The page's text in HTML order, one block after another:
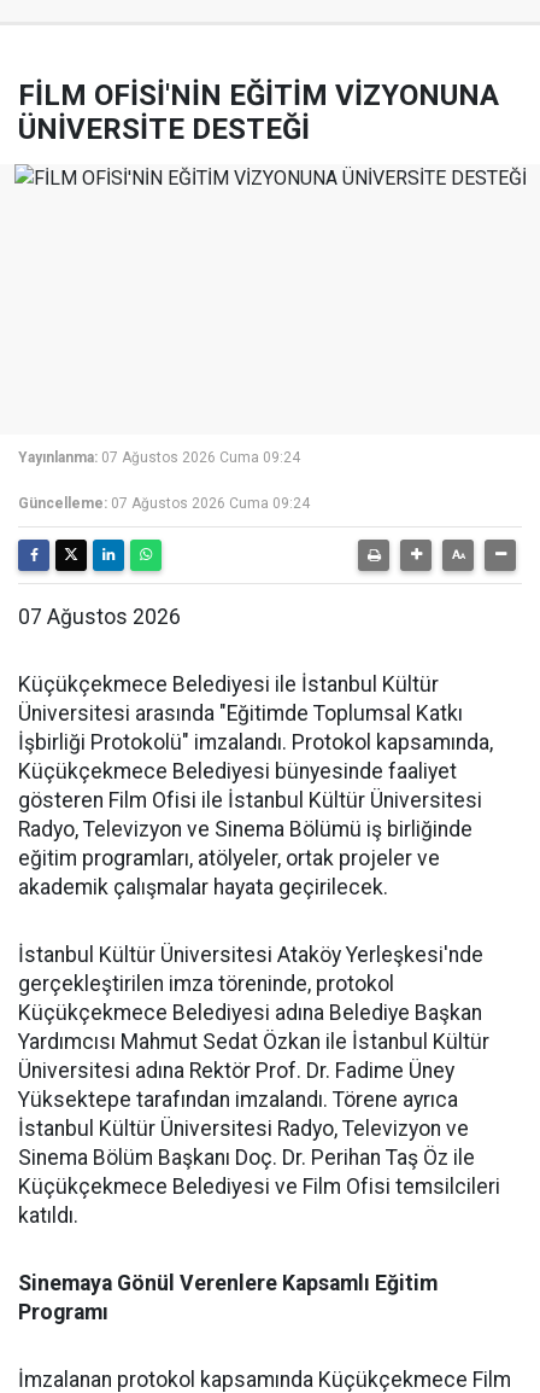
FİLM OFİSİ'NİN EĞİTİM VİZYONUNA
ÜNİVERSİTE DESTEĞİ
Yayınlanma: 07 Ağustos 2026 Cuma 09:24
Güncelleme: 07 Ağustos 2026 Cuma 09:24
07 Ağustos 2026
Küçükçekmece Belediyesi ile İstanbul Kültür
Üniversitesi arasında "Eğitimde Toplumsal Katkı
İşbirliği Protokolü" imzalandı. Protokol kapsamında,
Küçükçekmece Belediyesi bünyesinde faaliyet
gösteren Film Ofisi ile İstanbul Kültür Üniversitesi
Radyo, Televizyon ve Sinema Bölümü iş birliğinde
eğitim programları, atölyeler, ortak projeler ve
akademik çalışmalar hayata geçirilecek.
İstanbul Kültür Üniversitesi Ataköy Yerleşkesi'nde
gerçekleştirilen imza töreninde, protokol
Küçükçekmece Belediyesi adına Belediye Başkan
Yardımcısı Mahmut Sedat Özkan ile İstanbul Kültür
Üniversitesi adına Rektör Prof. Dr. Fadime Üney
Yüksektepe tarafından imzalandı. Törene ayrıca
İstanbul Kültür Üniversitesi Radyo, Televizyon ve
Sinema Bölüm Başkanı Doç. Dr. Perihan Taş Öz ile
Küçükçekmece Belediyesi ve Film Ofisi temsilcileri
katıldı.
Sinemaya Gönül Verenlere Kapsamlı Eğitim
Programı
İmzalanan protokol kapsamında Küçükçekmece Film